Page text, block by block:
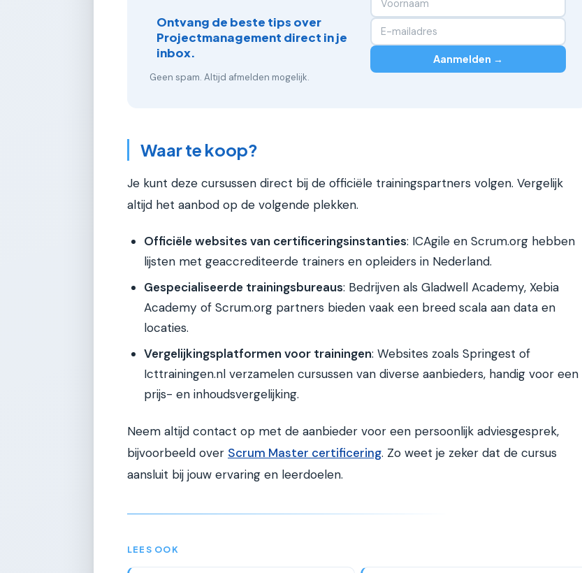
Ontvang de beste tips over
Projectmanagement direct in je
inbox.
Geen spam. Altijd afmelden mogelijk.
Aanmelden →
Waar te koop?
Je kunt deze cursussen direct bij de officiële trainingspartners volgen. Vergelijk
altijd het aanbod op de volgende plekken.
Officiële websites van certificeringsinstanties: ICAgile en Scrum.org hebben
lijsten met geaccrediteerde trainers en opleiders in Nederland.
Gespecialiseerde trainingsbureaus: Bedrijven als Gladwell Academy, Xebia
Academy of Scrum.org partners bieden vaak een breed scala aan data en
locaties.
Vergelijkingsplatformen voor trainingen: Websites zoals Springest of
Icttrainingen.nl verzamelen cursussen van diverse aanbieders, handig voor een
prijs- en inhoudsvergelijking.
Neem altijd contact op met de aanbieder voor een persoonlijk adviesgesprek,
bijvoorbeeld over Scrum Master certificering. Zo weet je zeker dat de cursus
aansluit bij jouw ervaring en leerdoelen.
LEES OOK